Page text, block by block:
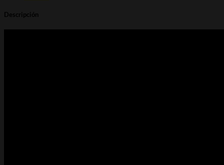
Descripción